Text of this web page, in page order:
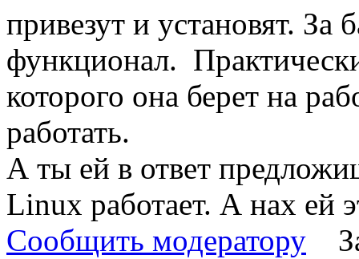
привезут и установят. За
функционал.
которого она берет на
работать.
А ты ей в ответ
Linux работает. А нах ей
Сообщить модератору